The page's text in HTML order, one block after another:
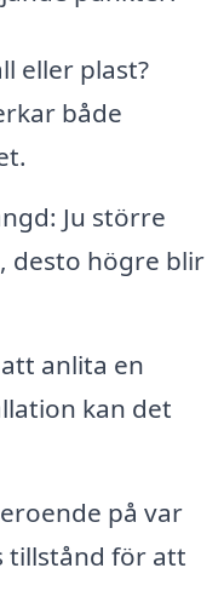
eller plast?
både
Ju större
desto högre blir
anlita en
kan det
på var
tillstånd för att